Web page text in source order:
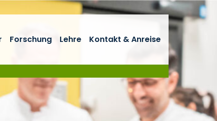
Forschung Lehre Kontakt & Anreise